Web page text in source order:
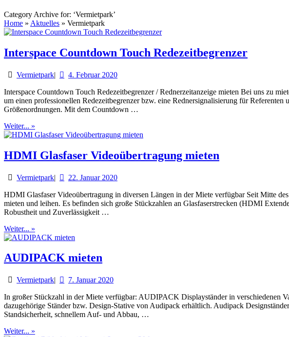
Category Archive for: ‘Vermietpark’
Home » Aktuelles » Vermietpark
Interspace Countdown Touch Redezeitbegrenzer
Vermietpark| 4. Februar 2020
Interspace Countdown Touch Redezeitbegrenzer / Rednerzeitanzeige mieten Bei uns zu
um einen professionellen Redezeitbegrenzer bzw. eine Rednersignalisierung für
Größenordnungen. Mit dem Countdown …
Weiter... »
HDMI Glasfaser Videoübertragung mieten
Vermietpark| 22. Januar 2020
HDMI Glasfaser Videoübertragung in diversen Längen in der Miete verfügbar Seit Mitte
mieten und leihen. Es befinden sich große Stückzahlen an Glasfaserstrecken (HDMI
Robustheit und Zuverlässigkeit …
Weiter... »
AUDIPACK mieten
Vermietpark| 7. Januar 2020
In großer Stückzahl in der Miete verfügbar: AUDIPACK Displayständer in verschiedenen
dazugehörige Ständer bzw. Design-Stative von Audipack erhältlich. Audipack
Standsicherheit, schnellem Auf- und Abbau, …
Weiter... »